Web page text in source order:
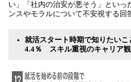
い」「社内の治安が悪そう」といっ
ンスやモラルについて不安視する回
就活スタート時期で知りたい
4.4％ スキル重視のキャリア